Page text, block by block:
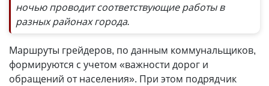
ночью проводит соответствующие работы в
разных районах города.
Маршруты грейдеров, по данным коммунальщиков,
формируются с учетом «важности дорог и
обращений от населения». При этом подрядчик